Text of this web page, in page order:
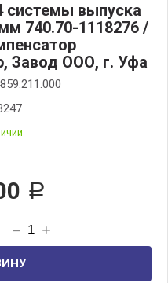
системы выпуска
740.70-1118276 /
Завод ООО, г. Уфа
Р